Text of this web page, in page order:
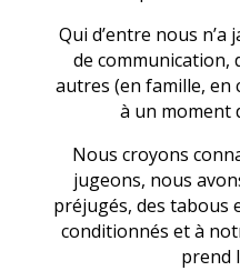
Qui d’entre nous
de communication,
autres (en famille, en
à un moment
Nous croyons
jugeons, nous
préjugés, des tabous
conditionnés et à
prend